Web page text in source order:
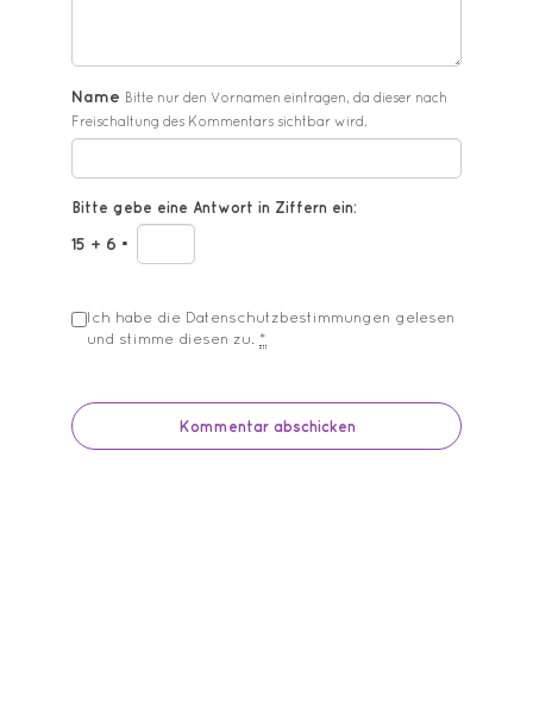
Name Bitte nur den Vornamen eintragen, da dieser nach
Freischaltung des Kommentars sichtbar wird.
Bitte gebe eine Antwort in Ziffern ein:
15 + 6 =
Ich habe die Datenschutzbestimmungen gelesen
und stimme diesen zu. *